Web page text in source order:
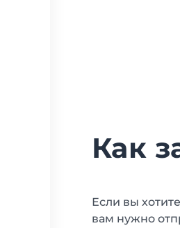
Как
Если вы
вам нужно